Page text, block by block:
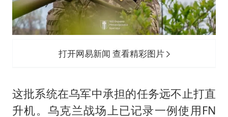
打开网易新闻 查看精彩图片
这批系统在乌军中承担的任务远不止打直
升机。乌克兰战场上已记录一例使用FN